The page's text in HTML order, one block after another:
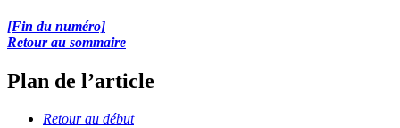
[Fin du numéro]
Retour au sommaire
Plan de l’article
Retour au début